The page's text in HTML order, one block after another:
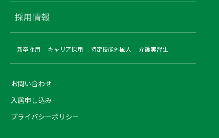
採用情報
新卒採用 キャリア採用 特定技能外国人 介護実習生
お問い合わせ
入居申し込み
プライバシーポリシー